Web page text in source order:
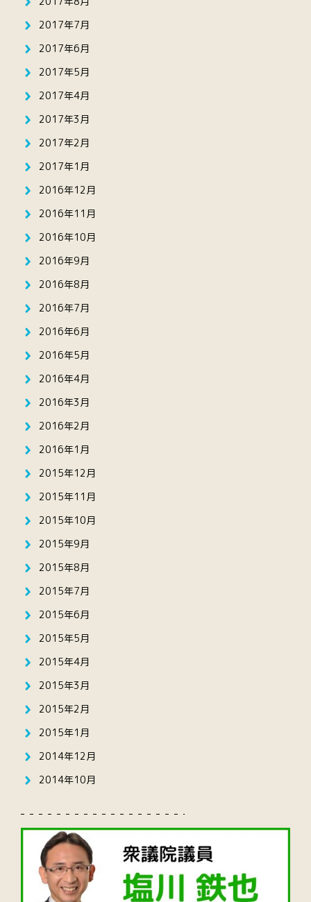
2017年7月
2017年6月
2017年5月
2017年4月
2017年3月
2017年2月
2017年1月
2016年12月
2016年11月
2016年10月
2016年9月
2016年8月
2016年7月
2016年6月
2016年5月
2016年4月
2016年3月
2016年2月
2016年1月
2015年12月
2015年11月
2015年10月
2015年9月
2015年8月
2015年7月
2015年6月
2015年5月
2015年4月
2015年3月
2015年2月
2015年1月
2014年12月
2014年10月